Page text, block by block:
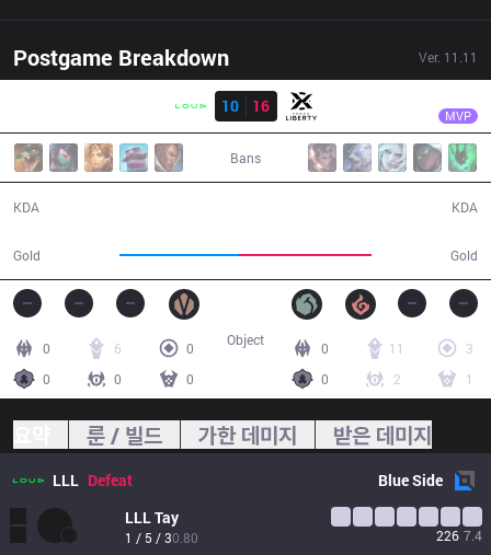
Postgame Breakdown Ver. 11.11
10
16 MVP
Bans
KDA
Gold Gold
KDA
0 6
0
0
0 0
0 11
3
0
2 1
Object
룬 / 빌드 가한 데미지 받은 데미지
LLL Defeat BlueSide
LLLTay
1 / 5 / 30.80 226 7.4